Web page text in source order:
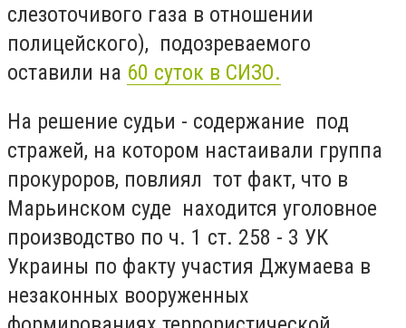
слезоточивого газа в отношении
полицейского), подозреваемого
оставили на 60 суток в СИЗО.
На решение судьи - содержание под
стражей, на котором настаивали группа
прокуроров, повлиял тот факт, что в
Марьинском суде находится уголовное
производство по ч. 1 ст. 258 - 3 УК
Украины по факту участия Джумаева в
незаконных вооруженных